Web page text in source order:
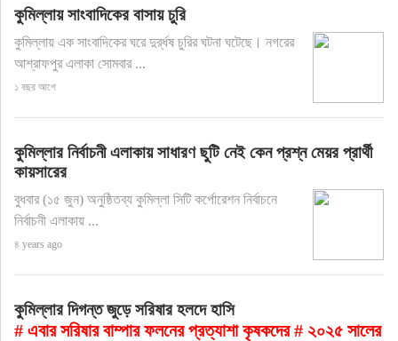
কুমিল্লায় সাংবাদিকের বাসায় চুরি
কুমিল্লায় এক সাংবাদিকের ঘরে দুর্র্ধষ চুরির ঘটনা ঘটেছে। নগরের
আশ্রাফপুর এলাকা সোমবার ...
১ বছর আগে
কুমিল্লার নির্বাচনী এলাকায় সাধারণ ছুটি নেই কেন প্রশ্ন মেয়র প্রার্থী
কায়সারের
বুধবার (১৫ জুন) অনুষ্ঠিতব্য কুমিল্লা সিটি কর্পোরেশন নির্বাচনে
নির্বাচনী এলাকায় ...
৪ years ago
কুমিল্লার দিগন্ত জুড়ে সরিষার হলদে হাসি
# এবার সরিষার বাম্পার ফলনের প্রত্যাশা কৃষকদের # ২০২৫ সালের